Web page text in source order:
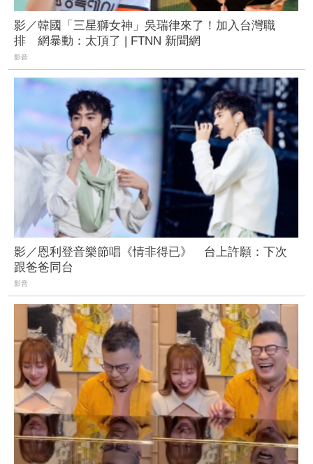
影／韓國「三星獅女神」吳瑞律來了！加入台灣職
排 網暴動：太頂了 | FTNN 新聞網
影音
影／恩利登音樂節唱《情非得已》 台上許願：下次
跟爸爸同台
影音